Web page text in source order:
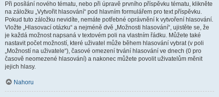
Při posílání nového tématu, nebo při úpravě prvního příspěvku tématu, klikněte
na záložku „Vytvořit hlasování“ pod hlavním formulářem pro text příspěvku.
Pokud tuto záložku nevidíte, nemáte potřebné oprávnění k vytvoření hlasování.
Vložte „Hlasovací otázku“ a nejméně dvě „Možnosti hlasování“, ujistěte se, že
je každá možnost napsaná v textovém poli na vlastním řádku. Můžete také
nastavit počet možností, které uživatel může během hlasování vybrat (v poli
„Možností na uživatele“), časové omezení trvání hlasování ve dnech (0 pro
časově neomezené hlasování) a nakonec můžete povolit uživatelům měnit
jejich hlasy.
Nahoru